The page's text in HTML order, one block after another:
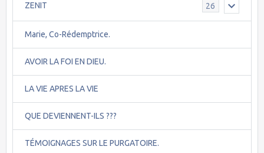
ZENIT 26
Marie, Co-Rédemptrice.
AVOIR LA FOI EN DIEU.
LA VIE APRES LA VIE
QUE DEVIENNENT-ILS ???
TÉMOIGNAGES SUR LE PURGATOIRE.